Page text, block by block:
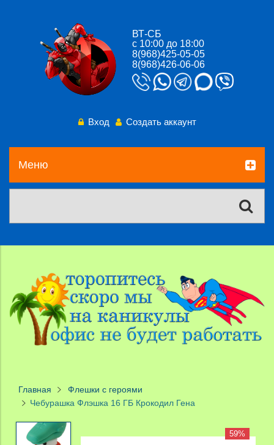
ВТ-СБ
с 10:00 до 18:00
8(968)425-05-05
8(968)426-06-06
Вход Создать аккаунт
Меню
Главная
Флешки с героями
Чебурашка Флэшка 16 ГБ Крокодил Гена
59%